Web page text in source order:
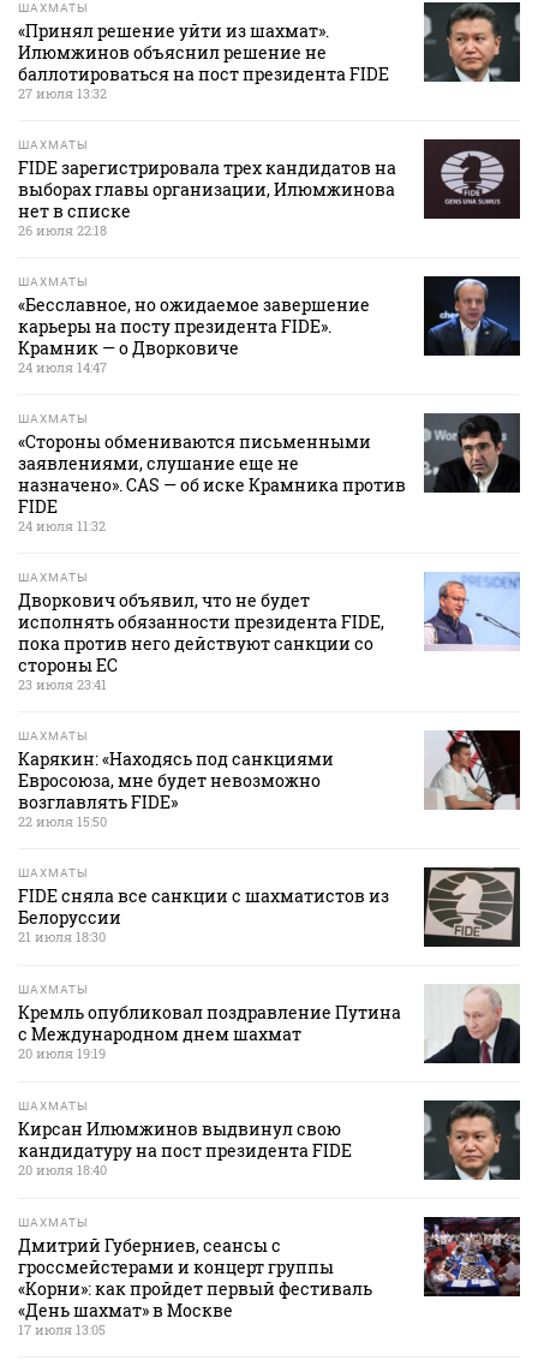
ШАХМАТЫ
«Принял решение уйти из шахмат».
Илюмжинов объяснил решение не
баллотироваться на пост президента FIDE
27 июля 13:32
ШАХМАТЫ
FIDE зарегистрировала трех кандидатов на
выборах главы организации, Илюмжинова
нет в списке
26 июля 22:18
ШАХМАТЫ
«Бесславное, но ожидаемое завершение
карьеры на посту президента FIDE».
Крамник — о Дворковиче
24 июля 14:47
ШАХМАТЫ
«Стороны обмениваются письменными
заявлениями, слушание еще не
назначено». CAS — об иске Крамника против
FIDE
24 июля 11:32
ШАХМАТЫ
Дворкович объявил, что не будет
исполнять обязанности президента FIDE,
пока против него действуют санкции со
стороны ЕС
23 июля 23:41
ШАХМАТЫ
Карякин: «Находясь под санкциями
Евросоюза, мне будет невозможно
возглавлять FIDE»
22 июля 15:50
ШАХМАТЫ
FIDE сняла все санкции с шахматистов из
Белоруссии
21 июля 18:30
ШАХМАТЫ
Кремль опубликовал поздравление Путина
с Международном днем шахмат
20 июля 19:19
ШАХМАТЫ
Кирсан Илюмжинов выдвинул свою
кандидатуру на пост президента FIDE
20 июля 18:40
ШАХМАТЫ
Дмитрий Губерниев, сеансы с
гроссмейстерами и концерт группы
«Корни»: как пройдет первый фестиваль
«День шахмат» в Москве
17 июля 13:05